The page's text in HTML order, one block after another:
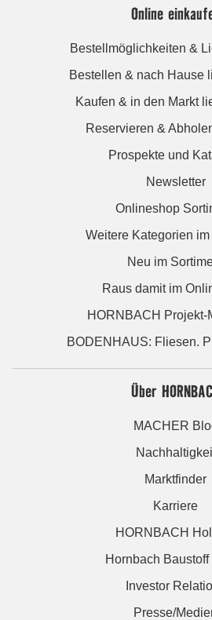
Online
Bestellmöglichkeiten &
Bestellen & nach Hause
Kaufen & in den Markt
Reservieren &
Prospekte und
Newsletter
Onlineshop
Weitere Kategorien
Neu im
Raus damit im
HORNBACH Projekt-
BODENHAUS: Fliesen.
Über
MACHER
Marktfinder
Karriere
HORNBACH
Hornbach
Investor
Presse/